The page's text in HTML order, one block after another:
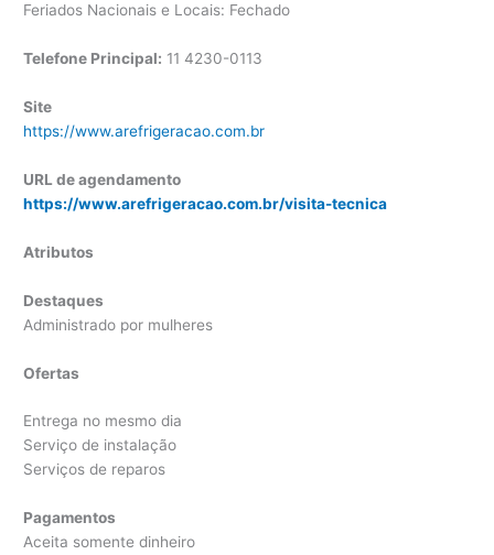
Feriados Nacionais e Locais: Fechado
Telefone Principal: 114230-0113
Site
https://www.arefrigeracao.com.br
URL de agendamento
https://www.arefrigeracao.com.br/visita-tecnica
Atributos
Destaques
Administrado por mulheres
Ofertas
Entrega no mesmo dia
Serviço de instalação
Serviços de reparos
Pagamentos
Aceita somente dinheiro